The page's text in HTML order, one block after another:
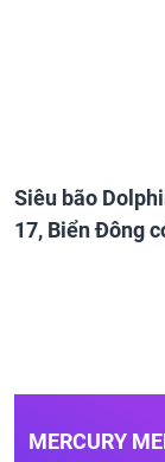
Siêu bão
17, Biển Đông
MERCURY